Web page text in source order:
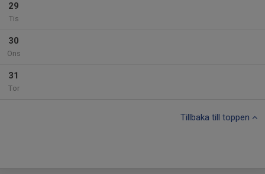
29
Tis
30
Ons
31
Tor
Tillbaka till toppen